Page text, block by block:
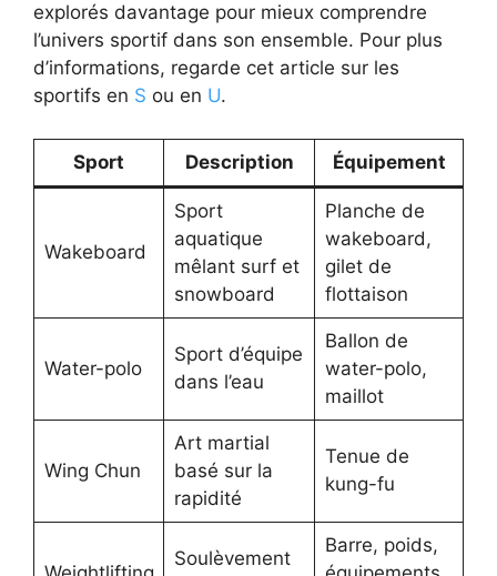
explorés davantage pour mieux comprendre
l’univers sportif dans son ensemble. Pour plus
d’informations, regarde cet article sur les
sportifs en S ou en U.
Sport Description Équipement
Wakeboard
Sport
aquatique
mêlant surf et
snowboard
Planche de
wakeboard,
gilet de
flottaison
Water-polo
Sport d’équipe
dans l’eau
Ballon de
water-polo,
maillot
Wing Chun
Art martial
basé sur la
rapidité
Tenue de
kung-fu
Soulèvement
Barre, poids,